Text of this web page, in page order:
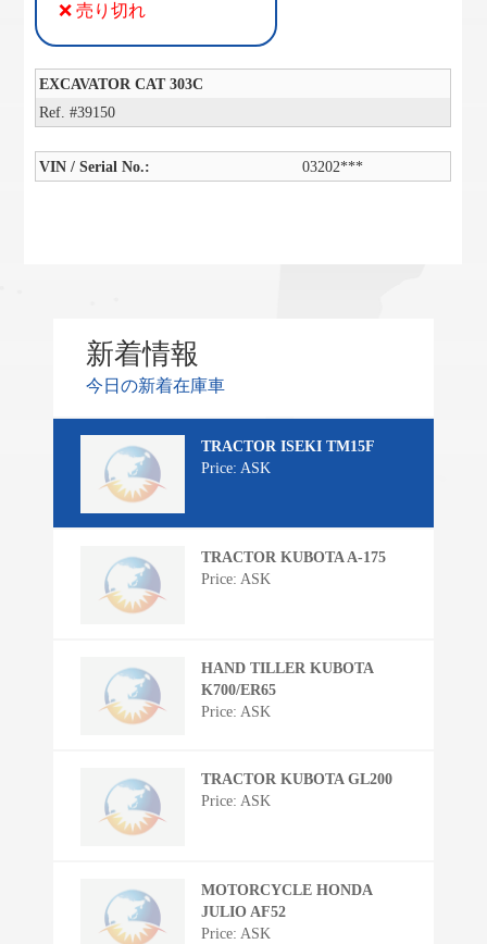
❌ 売り切れ
EXCAVATOR CAT 303C
Ref. #39150
VIN / Serial No.: 03202***
新着情報
今日の新着在庫車
TRACTOR ISEKI TM15F
Price: ASK
TRACTOR KUBOTA A-175
Price: ASK
HAND TILLER KUBOTA
K700/ER65
Price: ASK
TRACTOR KUBOTA GL200
Price: ASK
MOTORCYCLE HONDA
JULIO AF52
Price: ASK